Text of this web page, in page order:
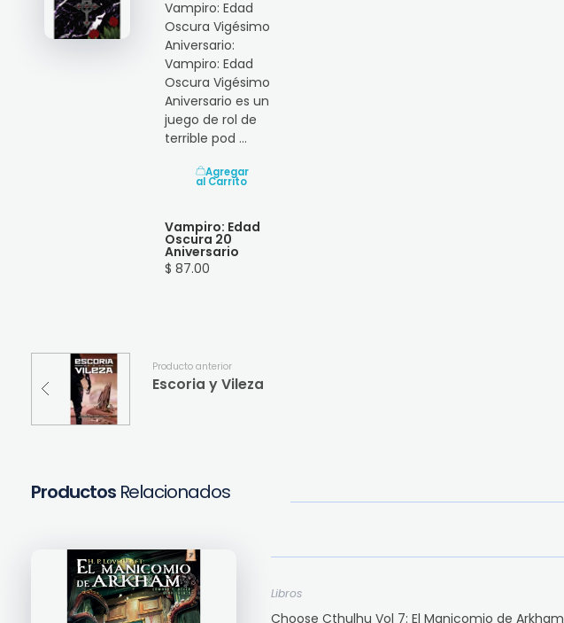
Vampiro: Edad
Oscura 20
Aniversario
$ 87.00
Vampiro: Edad
Oscura Vigésimo
Aniversario:
Vampiro: Edad
Oscura Vigésimo
Aniversario es un
juego de rol de
terrible pod ...
Agregar
al Carrito
Producto anterior
Escoria y Vileza
ProductosRelacionados
Libros
Choose Cthulhu Vol 7: El Manicomio de Arkham